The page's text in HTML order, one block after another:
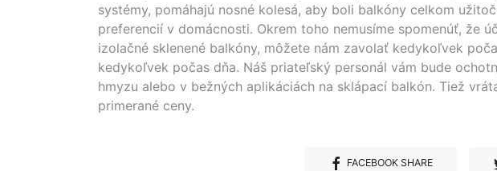
systémy, pomáhajú nosné kolesá, aby boli balkóny celkom
preferencií v domácnosti. Okrem toho nemusíme spomenúť, že
izolačné sklenené balkóny, môžete nám zavolať kedykoľvek
kedykoľvek počas dňa. Náš priateľský personál vám bude
hmyzu alebo v bežných aplikáciách na sklápací balkón. Tiež
primerané ceny.
FACEBOOK SHARE